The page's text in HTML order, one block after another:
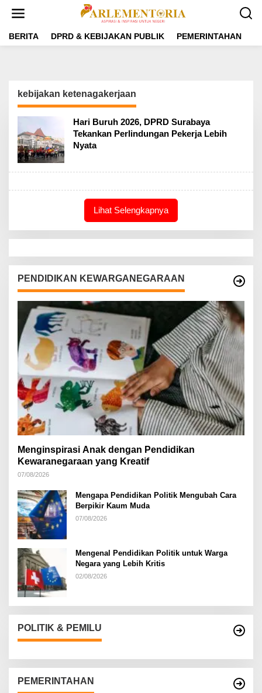
t
BERITA DPRD & KEBIJAKAN PUBLIK PEMERINTAHAN
kebijakan ketenagakerjaan
Hari Buruh 2026, DPRD Surabaya
Tekankan Perlindungan Pekerja Lebih
Nyata
Lihat Selengkapnya
PENDIDIKAN KEWARGANEGARAAN
Menginspirasi Anak dengan Pendidikan
Kewaranegaraan yang Kreatif
07/08/2026
Mengapa Pendidikan Politik Mengubah Cara
Berpikir Kaum Muda
07/08/2026
Mengenal Pendidikan Politik untuk Warga
Negara yang Lebih Kritis
02/08/2026
POLITIK & PEMILU
PEMERINTAHAN